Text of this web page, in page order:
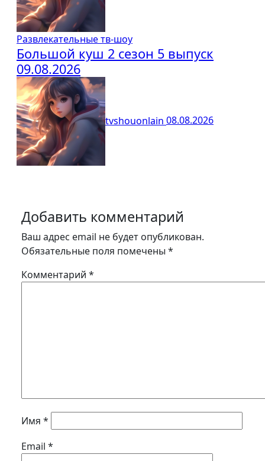
Развлекательные тв-шоу
Большой куш 2 сезон 5 выпуск
09.08.2026
tvshouonlain 08.08.2026
Добавить комментарий
Ваш адрес email не будет опубликован.
Обязательные поля помечены *
Комментарий *
Имя *
Email *